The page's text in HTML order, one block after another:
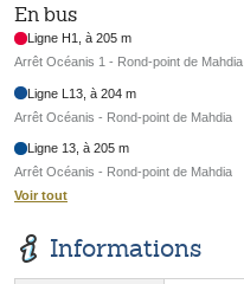
En bus
Ligne H1, à 205 m
Arrêt Océanis 1 - Rond-point de Mahdia
Ligne L13, à 204 m
Arrêt Océanis - Rond-point de Mahdia
Ligne 13, à 205 m
Arrêt Océanis - Rond-point de Mahdia
Voir tout
Informations